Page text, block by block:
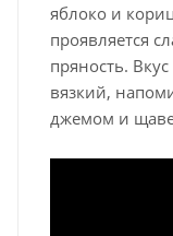
яблоко и
проявляется
пряность.
вязкий,
джемом и